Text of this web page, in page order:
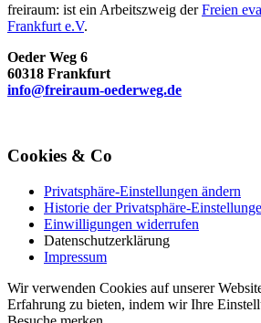
freiraum: ist ein Arbeitszweig derFreien
Frankfurt e.V.
Oeder Weg 6
60318 Frankfurt
info@freiraum-oederweg.de
Cookies & Co
Privatsphäre-Einstellungen ändern
Historie der Privatsphäre-
Einwilligungen widerrufen
Datenschutzerklärung
Impressum
Wir verwenden Cookies auf unserer
Erfahrung zu bieten, indem wir Ihre